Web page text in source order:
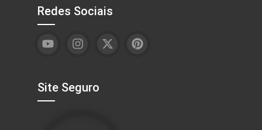
Redes Sociais
Site Seguro